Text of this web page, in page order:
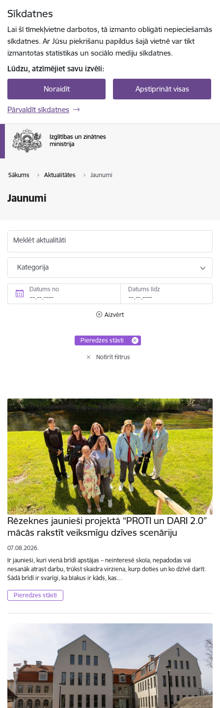
Sīkdatnes
Lai šī tīmekļvietne darbotos, tā izmanto obligāti nepieciešamās
sīkdatnes. Ar Jūsu piekrišanu papildus šajā vietnē var tikt
izmantotas statistikas un sociālo mediju sīkdatnes.
Lūdzu, atzīmējiet savu izvēli:
Noraidīt Apstiprināt visas
Pārvaldīt sīkdatnes
Sākums Aktualitātes Jaunumi
Jaunumi
Meklēt aktualitāti
Kategorija
Datums no Datums līdz
Aizvērt
Pieredzes stāsti
Notīrīt filtrus
Rēzeknes jaunieši projektā “PROTI un DARI 2.0”
mācās rakstīt veiksmīgu dzīves scenāriju
07.08.2026.
Ir jaunieši, kuri vienā brīdī apstājas – neinteresē skola, nepadodas vai
nesanāk atrast darbu, trūkst skaidra virziena, kurp doties un ko dzīvē darīt.
Šādā brīdī ir svarīgi, ka blakus ir kāds, kas…
Pieredzes stāsti